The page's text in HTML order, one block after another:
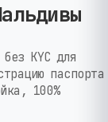
KYC для
паспорта
100%